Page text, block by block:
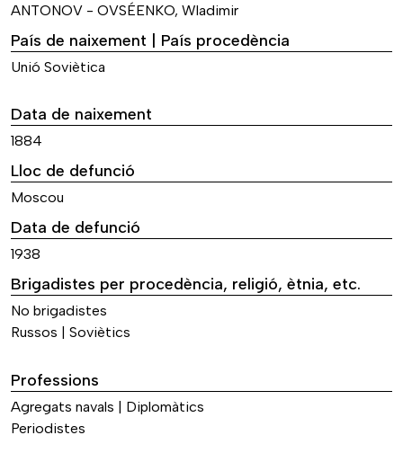
ANTONOV - OVSÉENKO, Wladimir
País de naixement | País procedència
Unió Soviètica
Data de naixement
1884
Lloc de defunció
Moscou
Data de defunció
1938
Brigadistes per procedència, religió, ètnia, etc.
No brigadistes
Russos | Soviètics
Professions
Agregats navals | Diplomàtics
Periodistes